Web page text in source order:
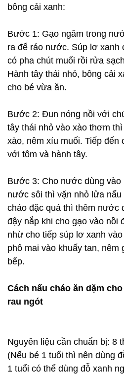
bông cải xanh:
Bước 1: Gạo ngâm trong
ra để ráo nước. Súp lơ xanh
có pha chút muối rồi rửa
Hành tây thái nhỏ, bông cải
cho bé vừa ăn.
Bước 2: Đun nóng nồi với
tây thái nhỏ vào xào thơm
xào, nêm xíu muối. Tiếp đến
với tôm và hành tây.
Bước 3: Cho nước dùng vào
nước sôi thì vặn nhỏ lửa
cháo đặc quá thì thêm nước
đậy nắp khi cho gạo vào nồi
nhừ cho tiếp súp lơ xanh
phô mai vào khuấy tan, nêm
bếp.
Cách nấu cháo ăn dặm
rau ngót
Nguyên liệu cần chuẩn bị: 8
(Nếu bé 1 tuổi thì nên dùng
1 tuổi có thể dùng đỗ xanh